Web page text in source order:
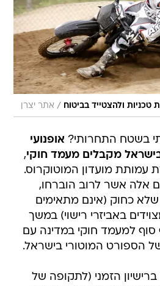
טכניות ולהצטייד בביטוח / אתר יצרן
בשטח התחרותי? אופנועי
מקבלים מעמד חוקי,
מועדון המוטוקרוס.
אלה אשר לרוב הוברחו,
שלא כחוק (אינם מתאימים
באביזרי רישוי) במשך
סוף למעמד חוקי במדינה עם
הספורט המוטורי בישראל.
ברישיון הזמני (לתקופה של